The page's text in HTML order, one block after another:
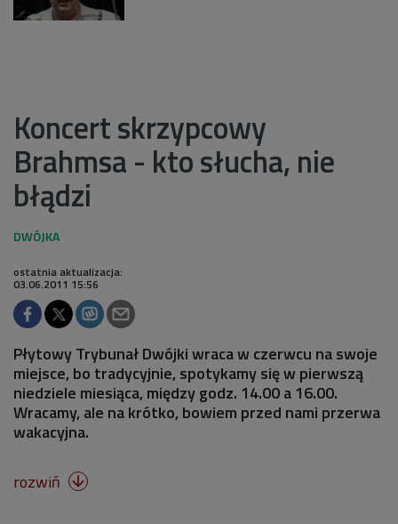
Koncert skrzypcowy
Brahmsa - kto słucha, nie
błądzi
ostatnia aktualizacja:
03.06.2011 15:56
Płytowy Trybunał Dwójki wraca w czerwcu na swoje
miejsce, bo tradycyjnie, spotykamy się w pierwszą
niedziele miesiąca, między godz. 14.00 a 16.00.
Wracamy, ale na krótko, bowiem przed nami przerwa
wakacyjna.
rozwiń 